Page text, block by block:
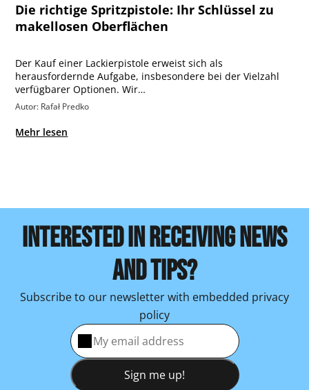
Die richtige Spritzpistole: Ihr Schlüssel zu
makellosen Oberflächen
Der Kauf einer Lackierpistole erweist sich als
herausfordernde Aufgabe, insbesondere bei der Vielzahl
verfügbarer Optionen. Wir…
Autor: Rafał Predko
Mehr lesen
INTERESTED IN RECEIVING NEWS
AND TIPS?
Subscribe to our newsletter with embedded privacy
policy
Sign me up!